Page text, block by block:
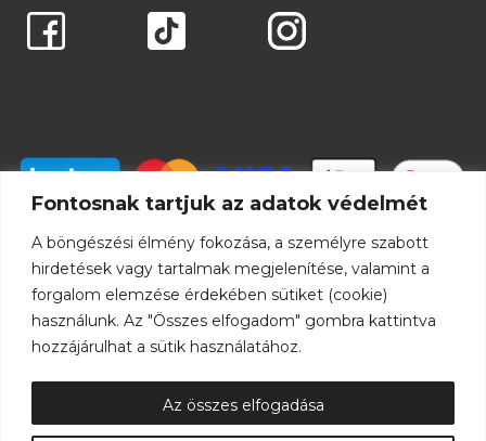
Fontosnak tartjuk az adatok védelmét
A böngészési élmény fokozása, a személyre szabott
hirdetések vagy tartalmak megjelenítése, valamint a
forgalom elemzése érdekében sütiket (cookie)
használunk. Az "Összes elfogadom" gombra kattintva
hozzájárulhat a sütik használatához.
Az összes elfogadása